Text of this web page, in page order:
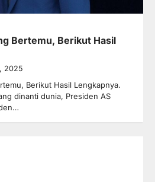
Bertemu, Berikut Hasil
2025
Berikut Hasil Lengkapnya.
dinanti dunia, Presiden AS